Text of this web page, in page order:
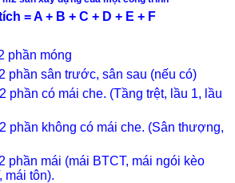
dựng
chữa xây dựng
phép xây dựng
giấy phép xây dựng
dụng lòng lề đường
cao, mật độ XD
công trình
= A + B + C + D + E + F
móng
sân trước, sân sau (nếu có)
có mái che. (Tầng trệt, lầu 1, lầu
không có mái che. (Sân thượng,
mái (mái BTCT, mái ngói kèo
mái tôn).